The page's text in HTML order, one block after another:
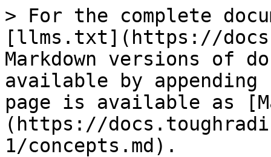
> For the complete
[llms.txt](https://
Markdown versions of
available by
page is available as
(https://
1/concepts.md).